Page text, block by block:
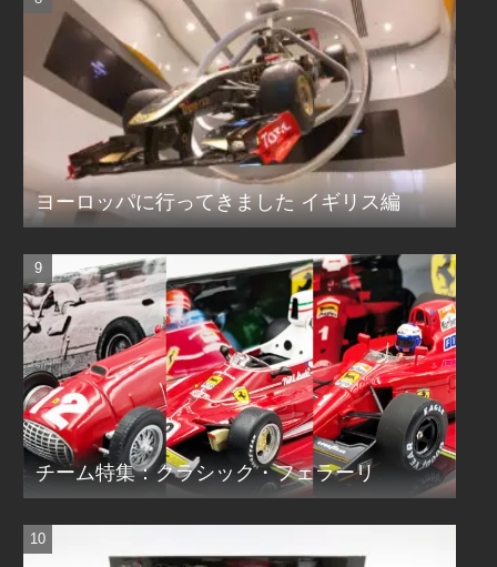
ヨーロッパに行ってきました イギリス編
チーム特集：クラシック・フェラーリ